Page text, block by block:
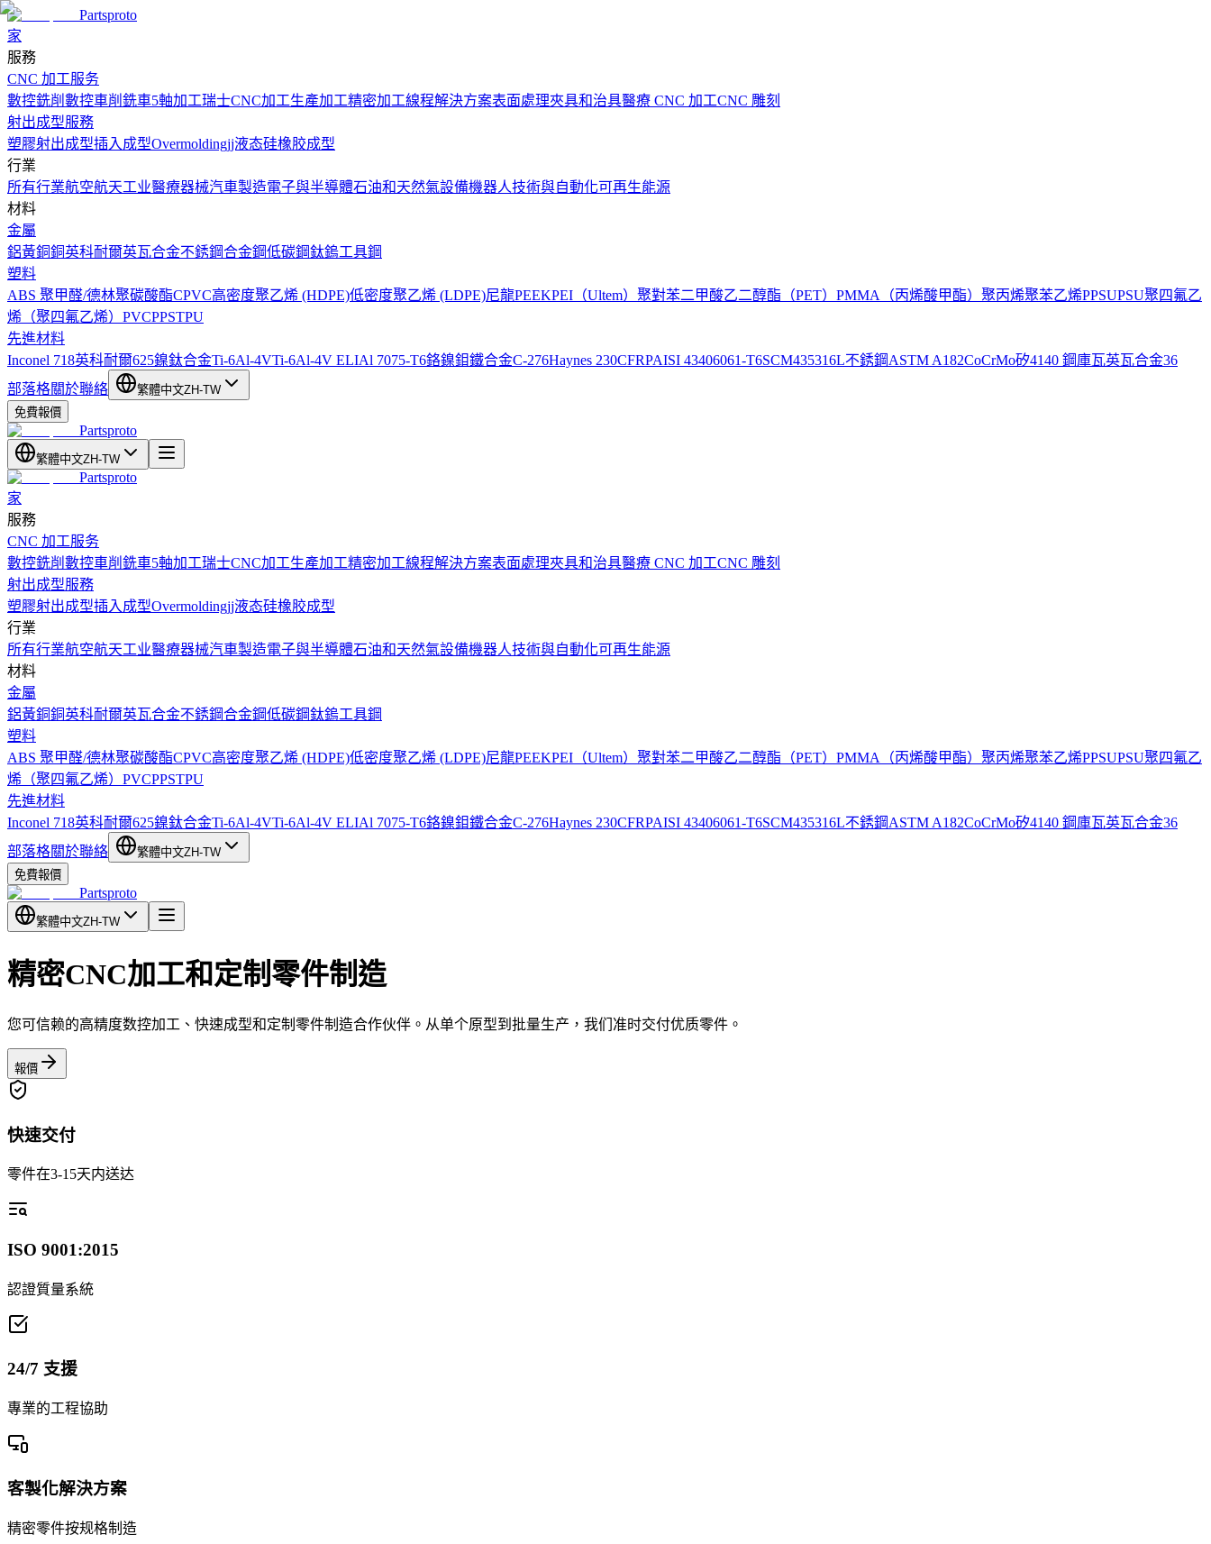
Partsproto
家
服務
CNC 加工服务
數控銑削 數控車削 銑車5軸加工瑞士CNC加工生產加工精密加工線程解決方案表面處理夾具和治具醫療 CNC 加工CNC 雕刻
射出成型服務
塑膠射出成型插入成型Overmoldingjj液态硅橡胶成型
行業
所有行業航空航天工业醫療器械汽車製造電子與半導體石油和天然氣設備機器人技術與自動化可再生能源
材料
金屬
鋁黃銅銅英科耐爾英瓦合金不銹鋼合金鋼低碳鋼鈦鎢工具鋼
塑料
ABS 聚甲醛/德林聚碳酸酯CPVC高密度聚乙烯 (HDPE)低密度聚乙烯 (LDPE)尼龍PEEKPEI（Ultem） 聚對苯二甲酸乙二醇酯（PET） PMMA（丙烯酸甲酯） 聚丙烯聚苯乙烯PPSUPSU聚四氟乙
烯（聚四氟乙烯） PVCPPSTPU
先進材料
Inconel 718英科耐爾625鎳鈦合金Ti-6Al-4VTi-6Al-4V ELIAl 7075-T6鉻鎳鉬鐵合金C-276Haynes 230CFRPAISI 43406061-T6SCM435316L不銹鋼ASTM A182CoCrMo矽4140 鋼庫瓦英瓦合金36
部落格關於聯絡 繁體中文ZH-TW
免費報價
Partsproto
繁體中文ZH-TW
Partsproto
家
服務
CNC 加工服务
數控銑削 數控車削 銑車5軸加工瑞士CNC加工生產加工精密加工線程解決方案表面處理夾具和治具醫療 CNC 加工CNC 雕刻
射出成型服務
塑膠射出成型插入成型Overmoldingjj液态硅橡胶成型
行業
所有行業航空航天工业醫療器械汽車製造電子與半導體石油和天然氣設備機器人技術與自動化可再生能源
材料
金屬
鋁黃銅銅英科耐爾英瓦合金不銹鋼合金鋼低碳鋼鈦鎢工具鋼
塑料
ABS 聚甲醛/德林聚碳酸酯CPVC高密度聚乙烯 (HDPE)低密度聚乙烯 (LDPE)尼龍PEEKPEI（Ultem） 聚對苯二甲酸乙二醇酯（PET） PMMA（丙烯酸甲酯） 聚丙烯聚苯乙烯PPSUPSU聚四氟乙
烯（聚四氟乙烯） PVCPPSTPU
先進材料
Inconel 718英科耐爾625鎳鈦合金Ti-6Al-4VTi-6Al-4V ELIAl 7075-T6鉻鎳鉬鐵合金C-276Haynes 230CFRPAISI 43406061-T6SCM435316L不銹鋼ASTM A182CoCrMo矽4140 鋼庫瓦英瓦合金36
部落格關於聯絡 繁體中文ZH-TW
免費報價
Partsproto
繁體中文ZH-TW
精密CNC加工和定制零件制造
您可信赖的高精度数控加工、快速成型和定制零件制造合作伙伴。从单个原型到批量生产，我们准时交付优质零件。
報價
快速交付
零件在3-15天内送达
ISO 9001:2015
認證質量系統
24/7 支援
專業的工程協助
客製化解決方案
精密零件按规格制造